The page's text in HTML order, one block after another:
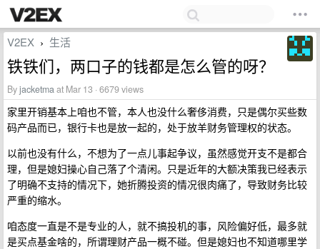
V2EX › 生活
铁铁们，两口子的钱都是怎么管的呀？
Byjacketmaat Mar 13 · 6679 views
家里开销基本上咱也不管，本人也没什么奢侈消费，只是偶尔买些数
码产品而已，银行卡也是放一起的，处于放羊财务管理权的状态。
以前也没有什么，不想为了一点儿事起争议，虽然感觉开支不是都合
理，但是媳妇操心自己落了个清闲。只是近年的大额决策我已经表示
了明确不支持的情况下，她折腾投资的情况很肉痛了，导致财务比较
严重的缩水。
咱态度一直是不是专业的人，就不搞投机的事，风险偏好低，最多就
是买点基金啥的，所谓理财产品一概不碰。但是媳妇也不知道哪里学